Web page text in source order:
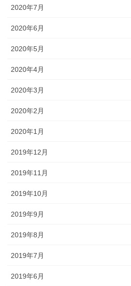
2020年7月
2020年6月
2020年5月
2020年4月
2020年3月
2020年2月
2020年1月
2019年12月
2019年11月
2019年10月
2019年9月
2019年8月
2019年7月
2019年6月